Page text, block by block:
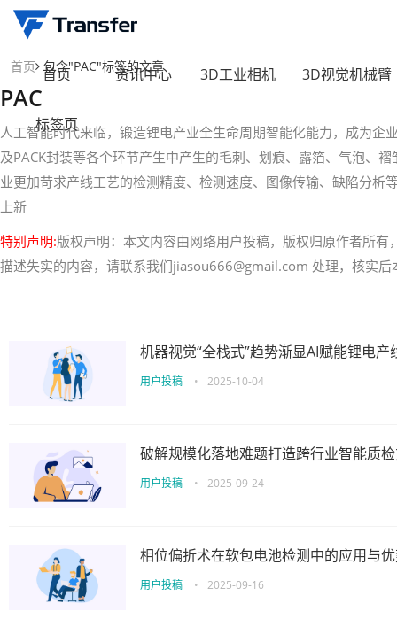
首页 资讯中心 3D工业相机 3D视觉机械臂
标签页
首页 包含"PAC"标签的文章
PAC
人工智能时代来临，锻造锂电产业全生命周期智能化能力，成为
及PACK封装等各个环节产生中产生的毛刺、划痕、露箔、气泡、
业更加苛求产线工艺的检测精度、检测速度、图像传输、缺陷分
上新
特别声明:版权声明：本文内容由网络用户投稿，版权归原作者所
描述失实的内容，请联系我们jiasou666@gmail.com 处理，核实
机器视觉“全栈式”趋势渐显AI赋能锂电产
用户投稿 • 2025-10-04
破解规模化落地难题打造跨行业智能质
用户投稿 • 2025-09-24
相位偏折术在软包电池检测中的应用与
用户投稿 • 2025-09-16